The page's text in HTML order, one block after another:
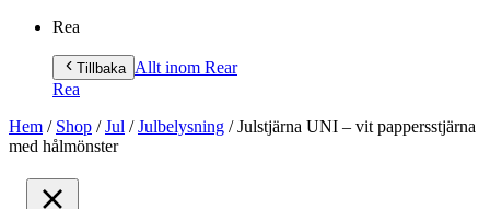
Rea
Tillbaka Allt inom Rear
Rea
Hem / Shop /Jul /Julbelysning /Julstjärna UNI – vit pappersstjärna
med hålmönster